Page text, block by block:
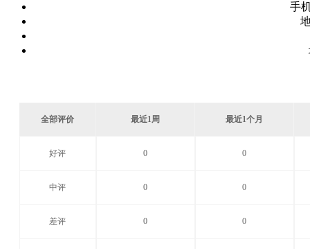
手
全部评价 最近1周 最近1个月
好评 0 0
中评 0 0
差评 0 0